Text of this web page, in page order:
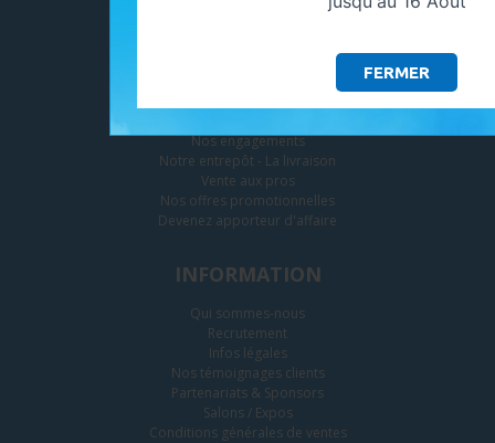
FERMER
Nos engagements
Notre entrepôt - La livraison
Vente aux pros
Nos offres promotionnelles
Devenez apporteur d'affaire
INFORMATION
Qui sommes-nous
Recrutement
Infos légales
Nos témoignages clients
Partenariats & Sponsors
Salons / Expos
Conditions générales de ventes